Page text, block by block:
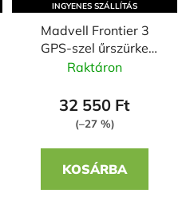
INGYENES SZÁLLÍTÁS
Madvell Frontier 3
GPS-szel űrszürke
okosóra szilikon szíjjal
Raktáron
32 550 Ft
(–27 %)
KOSÁRBA